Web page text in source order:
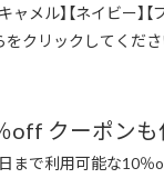
メル】【ネイビー】【
をクリックしてくだ
％off クーポン
まで利用可能な10％